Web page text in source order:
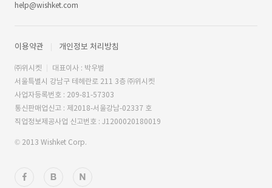
help@wishket.com
이용약관 개인정보 처리방침
㈜위시켓
대표이사 : 박우범
서울특별시 강남구 테헤란로 211 3층 ㈜위시켓
사업자등록번호 : 209-81-57303
통신판매업신고 : 제2018-서울강남-02337 호
직업정보제공사업 신고번호 : J1200020180019
© 2013 Wishket Corp.